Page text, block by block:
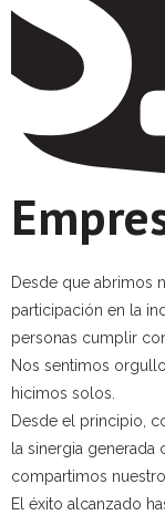
Empresa
Soporte
Servicios
TEAM
CONTACTO
Desde que abrimos
participación en la
personas cumplir
Nos sentimos
hicimos solos.
Desde el principio,
la sinergia generada
compartimos
El éxito alcanzado